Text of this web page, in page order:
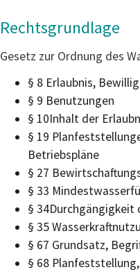
Rechtsgrundlage
Gesetz zur Ordnung des
§ 8 Erlaubnis,
§ 9 Benutzungen
§ 10Inhalt der
§ 19
Betriebspläne
§ 27
§ 33
§ 34Durchgängigkeit
§ 35
§ 67 Grundsatz,
§ 68